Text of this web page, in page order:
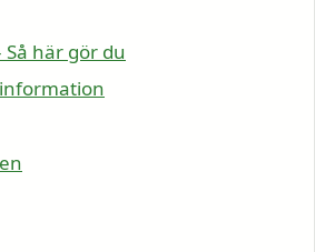
här gör du